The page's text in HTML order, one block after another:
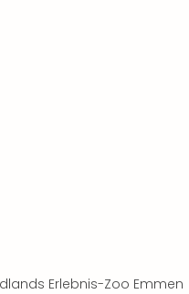
Erlebnis-Zoo Emmen